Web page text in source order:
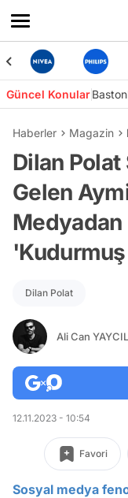
Güncel Konular
Haberler Magazin
Dilan Polat
Gelen
Medyadan
Dilan Polat
Ali Can
12.11.2023 - 10:54
Favori
Sosyal medya